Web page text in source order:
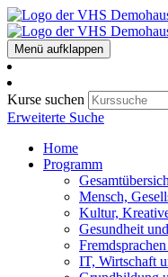
Menü aufklappen
Kurse suchen
Erweiterte Suche
Home
Programm
Mensch,
Kultur,
Gesundheit
IT, Wirtschaft